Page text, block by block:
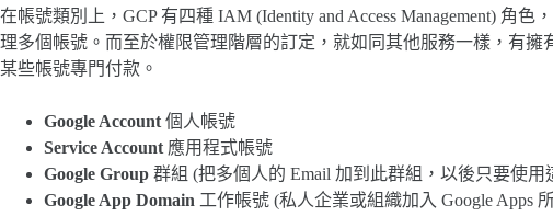
在帳號類別上，GCP 有四種 IAM (Identity and Access Management) 角
理多個帳號。而至於權限管理階層的訂定，就如同其他服務一樣，有
某些帳號專門付款。
Google Account 個人帳號
Service Account 應用程式帳號
Google Group 群組 (把多個人的 Email 加到此群組，以後只要使
Google App Domain 工作帳號 (私人企業或組織加入 Google Apps